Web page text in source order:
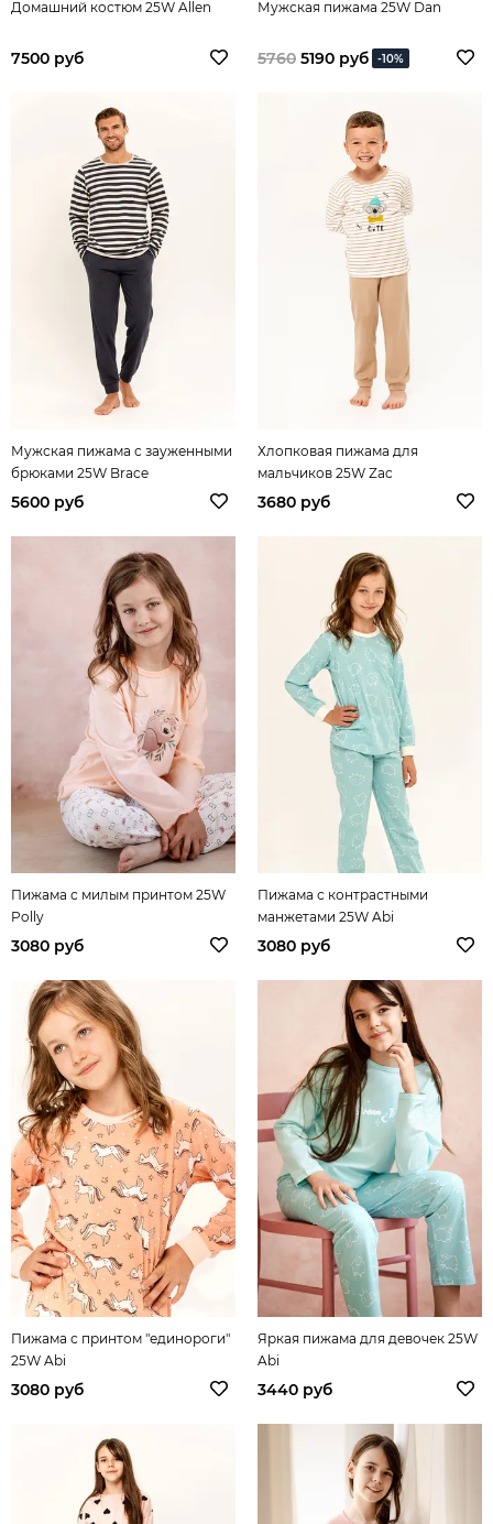
Домашний костюм 25W Allen
7500 руб
Мужская пижама 25W Dan
5760 5190 руб -10%
Мужская пижама с зауженными
брюками 25W Brace
5600 руб
Хлопковая пижама для
мальчиков 25W Zac
3680 руб
Пижама с милым принтом 25W
Polly
3080 руб
Пижама с контрастными
манжетами 25W Abi
3080 руб
Пижама с принтом "единороги"
25W Abi
3080 руб
Яркая пижама для девочек 25W
Abi
3440 руб